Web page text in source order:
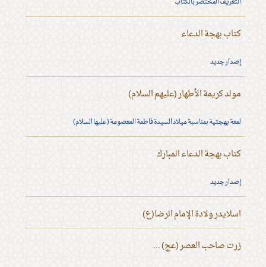
كتاب بهجة الدعاء
إصدار جديد
مولد كريمة الأطهار (عليهم السلام)
لمعة بهجتية بمناسبة ميلاد السيدة فاطمة المعصومة (عليها السلام)
كتاب بهجة الدعاء المبارك
إصدار جديد
اسلايدر ولادة الإمام الرضا(ع)
زرت صاحب العصر (عج) ...